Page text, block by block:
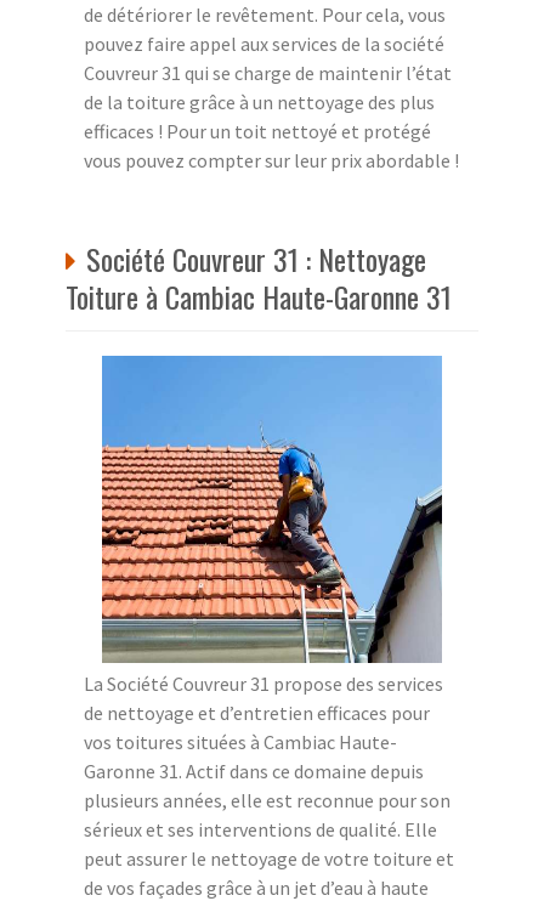
de détériorer le revêtement. Pour cela, vous
pouvez faire appel aux services de la société
Couvreur 31 qui se charge de maintenir l’état
de la toiture grâce à un nettoyage des plus
efficaces ! Pour un toit nettoyé et protégé
vous pouvez compter sur leur prix abordable !
Société Couvreur 31 : Nettoyage
Toiture à Cambiac Haute-Garonne 31
La Société Couvreur 31 propose des services
de nettoyage et d’entretien efficaces pour
vos toitures situées à Cambiac Haute-
Garonne 31. Actif dans ce domaine depuis
plusieurs années, elle est reconnue pour son
sérieux et ses interventions de qualité. Elle
peut assurer le nettoyage de votre toiture et
de vos façades grâce à un jet d’eau à haute